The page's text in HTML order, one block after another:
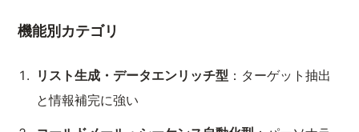
機能別カテゴリ
リスト生成・データエンリッチ型 ：ターゲット抽出
と情報補完に強い